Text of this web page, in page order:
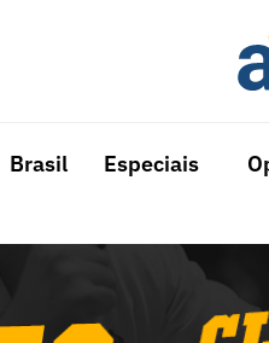
Brasil Especiais